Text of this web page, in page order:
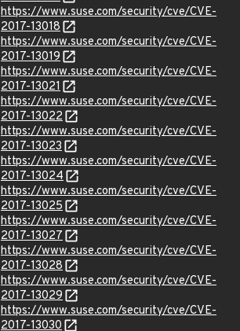
https://www.suse.com/security/cve/CVE-
2017-13018
https://www.suse.com/security/cve/CVE-
2017-13019
https://www.suse.com/security/cve/CVE-
2017-13021
https://www.suse.com/security/cve/CVE-
2017-13022
https://www.suse.com/security/cve/CVE-
2017-13023
https://www.suse.com/security/cve/CVE-
2017-13024
https://www.suse.com/security/cve/CVE-
2017-13025
https://www.suse.com/security/cve/CVE-
2017-13027
https://www.suse.com/security/cve/CVE-
2017-13028
https://www.suse.com/security/cve/CVE-
2017-13029
https://www.suse.com/security/cve/CVE-
2017-13030